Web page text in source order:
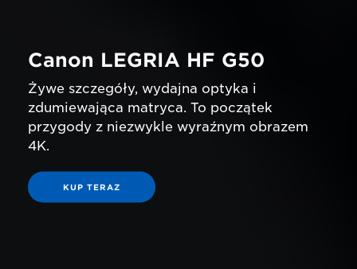
Canon LEGRIA HF G50
Żywe szczegóły, wydajna optyka i
zdumiewająca matryca. To początek
przygody z niezwykle wyraźnym obrazem
4K.
KUP TERAZ